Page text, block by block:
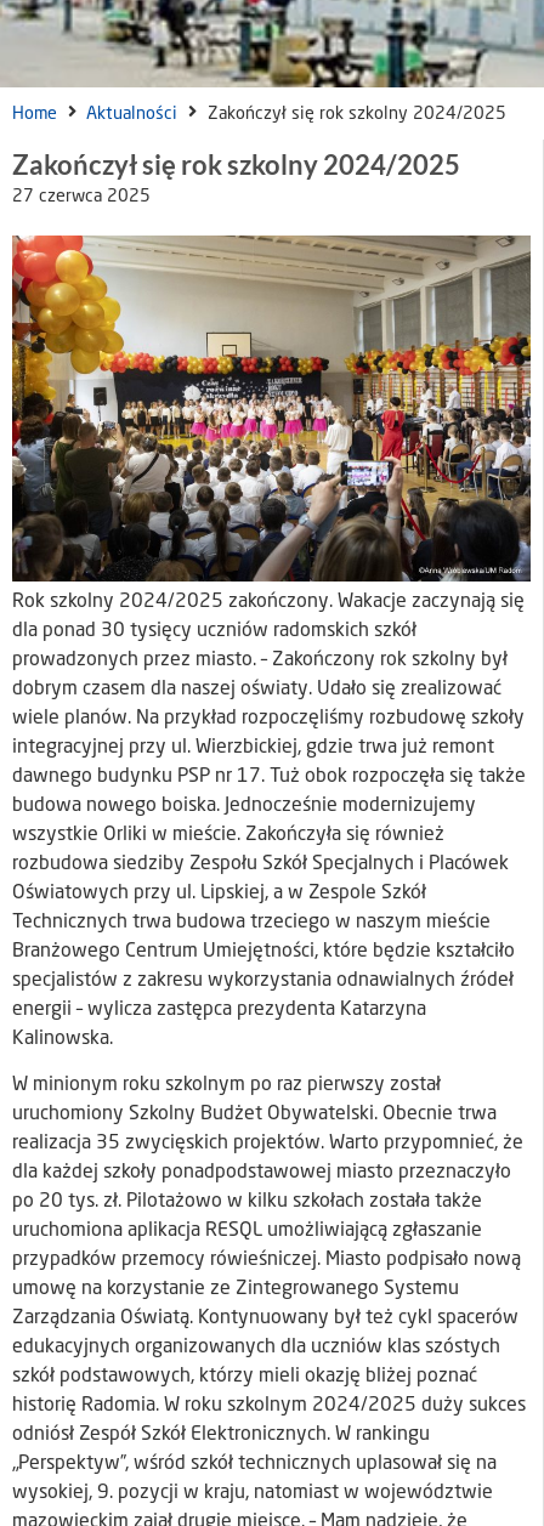
Home Aktualności Zakończył się rok szkolny 2024/2025
Zakończył się rok szkolny 2024/2025
27 czerwca 2025
Rok szkolny 2024/2025 zakończony. Wakacje zaczynają się
dla ponad 30 tysięcy uczniów radomskich szkół
prowadzonych przez miasto. – Zakończony rok szkolny był
dobrym czasem dla naszej oświaty. Udało się zrealizować
wiele planów. Na przykład rozpoczęliśmy rozbudowę szkoły
integracyjnej przy ul. Wierzbickiej, gdzie trwa już remont
dawnego budynku PSP nr 17. Tuż obok rozpoczęła się także
budowa nowego boiska. Jednocześnie modernizujemy
wszystkie Orliki w mieście. Zakończyła się również
rozbudowa siedziby Zespołu Szkół Specjalnych i Placówek
Oświatowych przy ul. Lipskiej, a w Zespole Szkół
Technicznych trwa budowa trzeciego w naszym mieście
Branżowego Centrum Umiejętności, które będzie kształciło
specjalistów z zakresu wykorzystania odnawialnych źródeł
energii – wylicza zastępca prezydenta Katarzyna
Kalinowska.
W minionym roku szkolnym po raz pierwszy został
uruchomiony Szkolny Budżet Obywatelski. Obecnie trwa
realizacja 35 zwycięskich projektów. Warto przypomnieć, że
dla każdej szkoły ponadpodstawowej miasto przeznaczyło
po 20 tys. zł. Pilotażowo w kilku szkołach została także
uruchomiona aplikacja RESQL umożliwiającą zgłaszanie
przypadków przemocy rówieśniczej. Miasto podpisało nową
umowę na korzystanie ze Zintegrowanego Systemu
Zarządzania Oświatą. Kontynuowany był też cykl spacerów
edukacyjnych organizowanych dla uczniów klas szóstych
szkół podstawowych, którzy mieli okazję bliżej poznać
historię Radomia. W roku szkolnym 2024/2025 duży sukces
odniósł Zespół Szkół Elektronicznych. W rankingu
„Perspektyw”, wśród szkół technicznych uplasował się na
wysokiej, 9. pozycji w kraju, natomiast w województwie